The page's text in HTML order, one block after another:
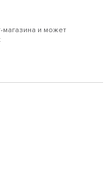
магазина и может